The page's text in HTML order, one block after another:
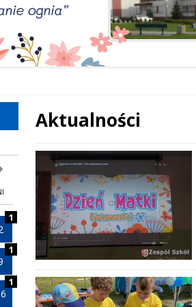
miesiąc
1
1
1
Aktualności
Treść